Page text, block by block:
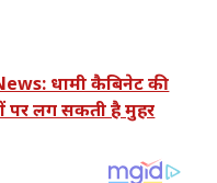
धामी कैबिनेट की
पर लग सकती है मुहर